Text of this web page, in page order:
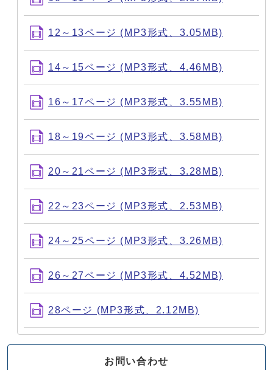
12～13ページ (MP3形式、3.05MB)
14～15ページ (MP3形式、4.46MB)
16～17ページ (MP3形式、3.55MB)
18～19ページ (MP3形式、3.58MB)
20～21ページ (MP3形式、3.28MB)
22～23ページ (MP3形式、2.53MB)
24～25ページ (MP3形式、3.26MB)
26～27ページ (MP3形式、4.52MB)
28ページ (MP3形式、2.12MB)
お問い合わせ